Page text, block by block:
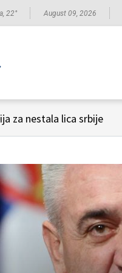
22° August 09, 2026
za nestala lica srbije